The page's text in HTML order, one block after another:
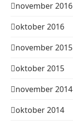
november 2016
oktober 2016
november 2015
oktober 2015
november 2014
oktober 2014